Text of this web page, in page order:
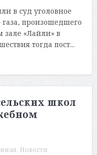
в суд уголовное
газа, произошедшего
зале «Лайли» в
тогда пост...
школ
, Новости